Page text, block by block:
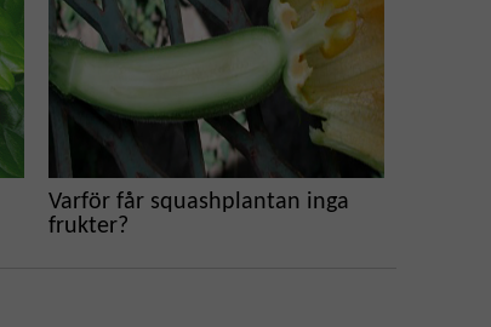
Varför får squashplantan inga
frukter?